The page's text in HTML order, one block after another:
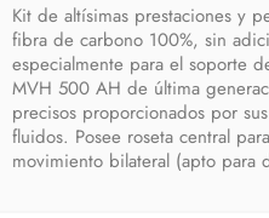
Kit de altísimas prestaciones y
fibra de carbono 100%, sin
especialmente para el soporte
MVH 500 AH de última
precisos proporcionados por
fluidos. Posee roseta central
movimiento bilateral (apto para